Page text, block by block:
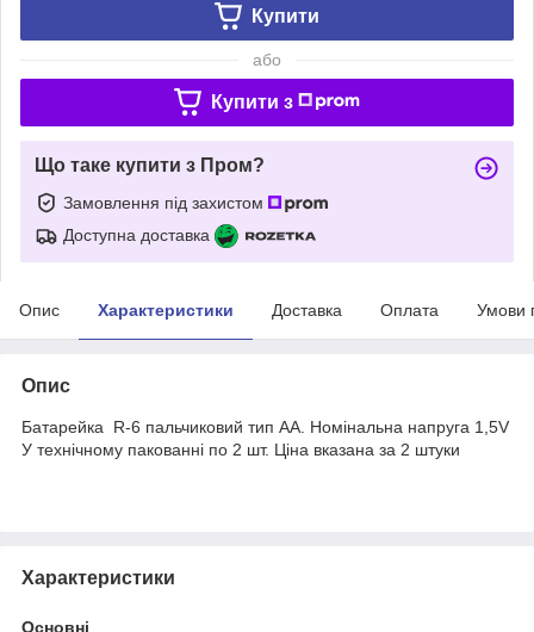
Купити
або
Купити з
Що таке купити з Пром?
Замовлення під захистом
Доступна доставка
Опис Характеристики Доставка Оплата Умови
Опис
Батарейка R-6 пальчиковий тип AA. Номінальна напруга 1,5V
У технічному пакованні по 2 шт. Ціна вказана за 2 штуки
Характеристики
Основні